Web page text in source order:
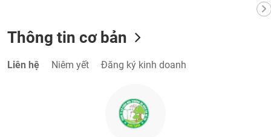
Thông tin cơ bản
Liên hệ Niêm yết Đăng ký kinh doanh